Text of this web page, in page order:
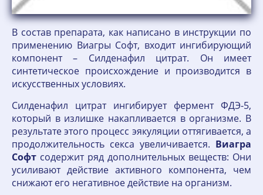
В состав препарата, как написано в инструкции по
применению Виагры Софт, входит ингибирующий
компонент – Силденафил цитрат. Он имеет
синтетическое происхождение и производится в
искусственных условиях.
Силденафил цитрат ингибирует фермент ФДЭ-5,
который в излишке накапливается в организме. В
результате этого процесс эякуляции оттягивается, а
продолжительность секса увеличивается. Виагра
Софт содержит ряд дополнительных веществ: Они
усиливают действие активного компонента, чем
снижают его негативное действие на организм.